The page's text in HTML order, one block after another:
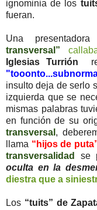
ignominia de los
fueran.
Una
transversal”
Iglesias Turrión
insulto deja de serlo
izquierda que se
mismas palabras
en función de su
transversal ,
llama “hijos de
transversalidad
se
oculta en la
diestra que a
Los “tuits” de